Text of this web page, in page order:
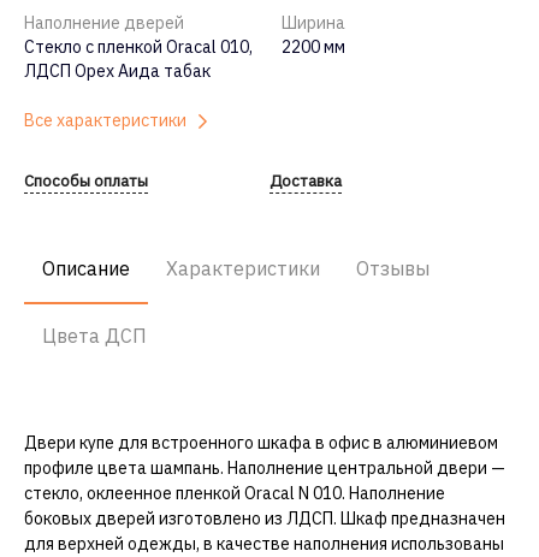
Наполнение дверей
Стекло с пленкой Oracal 010,
ЛДСП Орех Аида табак
Ширина
2200 мм
Все характеристики
Способы оплаты Доставка
Описание Характеристики Отзывы
Цвета ДСП
Двери купе для встроенного шкафа в офис в алюминиевом
профиле цвета шампань. Наполнение центральной двери —
стекло, оклеенное пленкой Oracal N 010. Наполнение
боковых дверей изготовлено из ЛДСП. Шкаф предназначен
для верхней одежды, в качестве наполнения использованы